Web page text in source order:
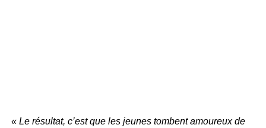
« Le résultat, c’est que les jeunes tombent amoureux de